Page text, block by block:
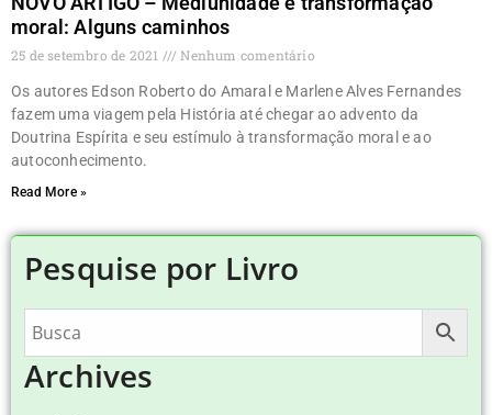
moral: Alguns caminhos
25 de setembro de 2021 Nenhum comentário
Os autores Edson Roberto do Amaral e Marlene Alves Fernandes
fazem uma viagem pela História até chegar ao advento da
Doutrina Espírita e seu estímulo à transformação moral e ao
autoconhecimento.
Read More »
Pesquise por Livro
Archives